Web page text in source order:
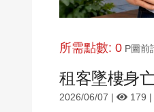
所需點數: 0 P圖前
租客墜樓身
2026/06/07 | 179 |